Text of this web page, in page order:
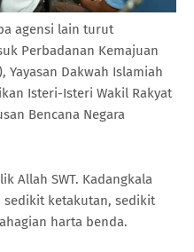
agensi lain turut
Perbadanan Kemajuan
Yayasan Dakwah Islamiah
Isteri-Isteri Wakil Rakyat
Bencana Negara
Allah SWT. Kadangkala
sedikit ketakutan, sedikit
harta benda.